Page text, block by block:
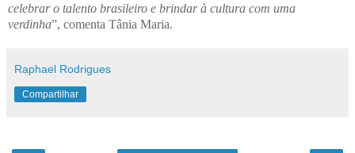
celebrar o talento brasileiro e brindar à cultura com uma
verdinha”, comenta Tânia Maria.
Raphael Rodrigues
Compartilhar